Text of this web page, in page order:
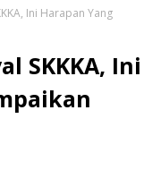
Ini Harapan Yang
SKKKA, Ini